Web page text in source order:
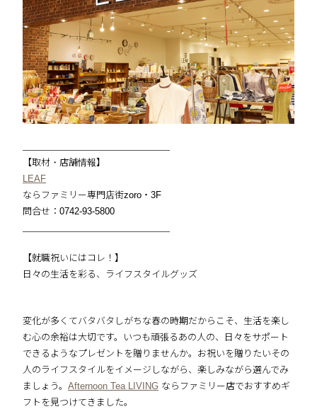
【取材・店舗情報】
LEAF
ならファミリー専門店街zoro・3F
問合せ：0742-93-5800
【就職祝いにはコレ！】
日々の生活を彩る、ライフスタイルグッズ
変化が多くてバタバタしがちな春の時期だからこそ、生活を楽し
む心の余裕は大切です。いつも頑張るあの人の、日々をサポート
できるようなプレゼントを贈りませんか。お祝いを贈りたいその
人のライフスタイルをイメージしながら、楽しみながら選んでみ
ましょう。 Afternoon Tea LIVING ならファミリー店でおすすめギ
フトを見つけてきました。